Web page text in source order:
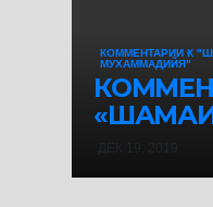
КОММЕНТАРИИ К
МУХАММАДИЙЯ"
ИМАМА